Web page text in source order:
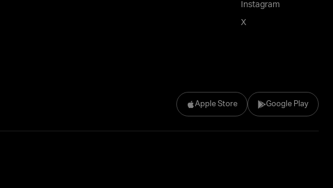
Apple Store Google Play
Instagram
X